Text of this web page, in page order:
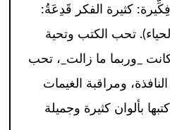
كثيرة الفكر قَدِعَةُ:
تحب الكتب وتحية
_وربما ما زالت_، تحب
ومراقبة الغيمات
بألوان كثيرة وجميلة